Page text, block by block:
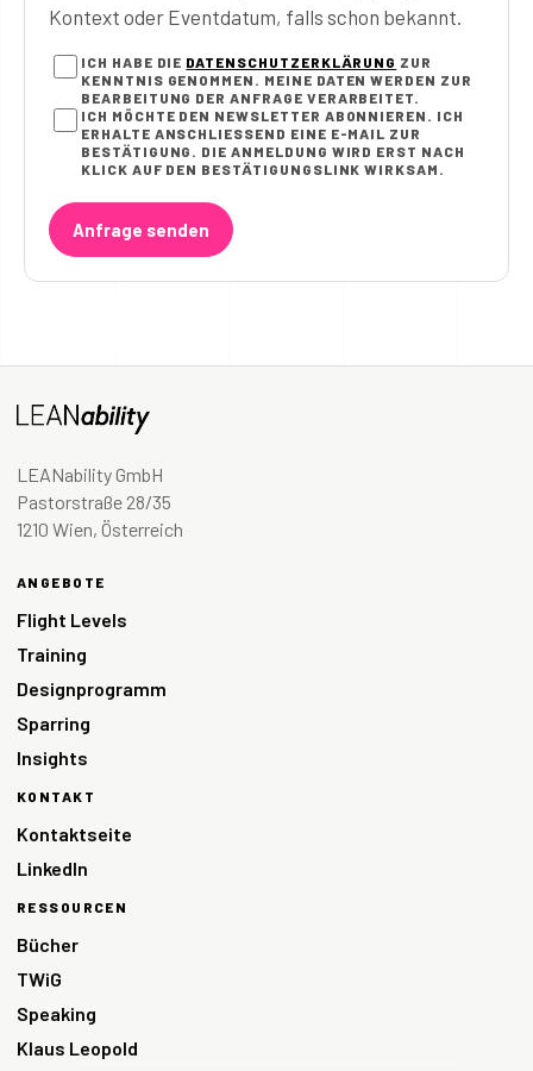
Kontext oder Eventdatum, falls schon bekannt.
ICH HABE DIE DATENSCHUTZERKLÄRUNG ZUR
KENNTNIS GENOMMEN. MEINE DATEN WERDEN ZUR
BEARBEITUNG DER ANFRAGE VERARBEITET.
ICH MÖCHTE DEN NEWSLETTER ABONNIEREN. ICH
ERHALTE ANSCHLIESSEND EINE E-MAIL ZUR B
ESTÄTIGUNG. DIE ANMELDUNG WIRD ERST NACH K
LICK AUF DEN BESTÄTIGUNGSLINK WIRKSAM.
Anfrage senden
LEANability GmbH
Pastorstraße 28/35
1210 Wien, Österreich
ANGEBOTE
Flight Levels
Training
Designprogramm
Sparring
Insights
KONTAKT
Kontaktseite
LinkedIn
RESSOURCEN
Bücher
TWiG
Speaking
Klaus Leopold